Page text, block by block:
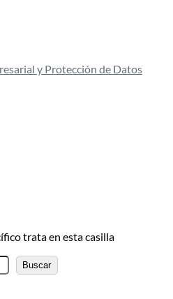
y Protección de Datos
trata en esta casilla
u
Buscar